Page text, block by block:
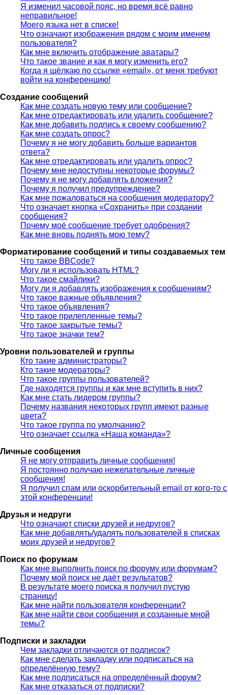
Я изменил часовой пояс, но время всё равно
неправильное!
Моего языка нет в списке!
Что означают изображения рядом с моим именем
пользователя?
Как мне включить отображение аватары?
Что такое звание и как я могу изменить его?
Когда я щёлкаю по ссылке «email», от меня требуют
войти на конференцию!
Создание сообщений
Как мне создать новую тему или сообщение?
Как мне отредактировать или удалить сообщение?
Как мне добавить подпись к своему сообщению?
Как мне создать опрос?
Почему я не могу добавить больше вариантов
ответа?
Как мне отредактировать или удалить опрос?
Почему мне недоступны некоторые форумы?
Почему я не могу добавлять вложения?
Почему я получил предупреждение?
Как мне пожаловаться на сообщения модератору?
Что означает кнопка «Сохранить» при создании
сообщения?
Почему моё сообщение требует одобрения?
Как мне вновь поднять мою тему?
Форматирование сообщений и типы создаваемых тем
Что такое BBCode?
Могу ли я использовать HTML?
Что такое смайлики?
Могу ли я добавлять изображения к сообщениям?
Что такое важные объявления?
Что такое объявления?
Что такое прилепленные темы?
Что такое закрытые темы?
Что такое значки тем?
Уровни пользователей и группы
Кто такие администраторы?
Кто такие модераторы?
Что такое группы пользователей?
Где находятся группы и как мне вступить в них?
Как мне стать лидером группы?
Почему названия некоторых групп имеют разные
цвета?
Что такое группа по умолчанию?
Что означает ссылка «Наша команда»?
Личные сообщения
Я не могу отправить личные сообщения!
Я постоянно получаю нежелательные личные
сообщения!
Я получил спам или оскорбительный email от кого-то с
этой конференции!
Друзья и недруги
Что означают списки друзей и недругов?
Как мне добавлять/удалять пользователей в списках
моих друзей и недругов?
Поиск по форумам
Как мне выполнить поиск по форуму или форумам?
Почему мой поиск не даёт результатов?
В результате моего поиска я получил пустую
страницу!
Как мне найти пользователя конференции?
Как мне найти свои сообщения и созданные мной
темы?
Подписки и закладки
Чем закладки отличаются от подписок?
Как мне сделать закладку или подписаться на
определённую тему?
Как мне подписаться на определённый форум?
Как мне отказаться от подписки?